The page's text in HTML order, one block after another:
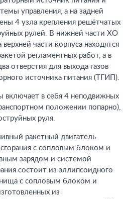
управления, а на задней
4 узла крепления решётчатых
рулей. В нижней части ХО
части корпуса находятся
регламентных работ, а в
отверстия для выхода газов
источника питания (ТГИП).
включает в себя 4 неподвижных
положении попарно),
руля.
ракетный двигатель
с сопловым блоком и
зарядом и системой
состоит из эллипсоидного
с сопловым блоком и
из